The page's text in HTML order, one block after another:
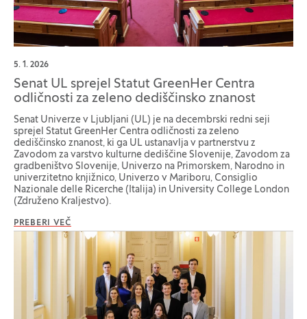
5. 1. 2026
Senat UL sprejel Statut GreenHer Centra
odličnosti za zeleno dediščinsko znanost
Senat Univerze v Ljubljani (UL) je na decembrski redni seji
sprejel Statut GreenHer Centra odličnosti za zeleno
dediščinsko znanost, ki ga UL ustanavlja v partnerstvu z
Zavodom za varstvo kulturne dediščine Slovenije, Zavodom za
gradbeništvo Slovenije, Univerzo na Primorskem, Narodno in
univerzitetno knjižnico, Univerzo v Mariboru, Consiglio
Nazionale delle Ricerche (Italija) in University College London
(Združeno Kraljestvo).
PREBERI VEČ